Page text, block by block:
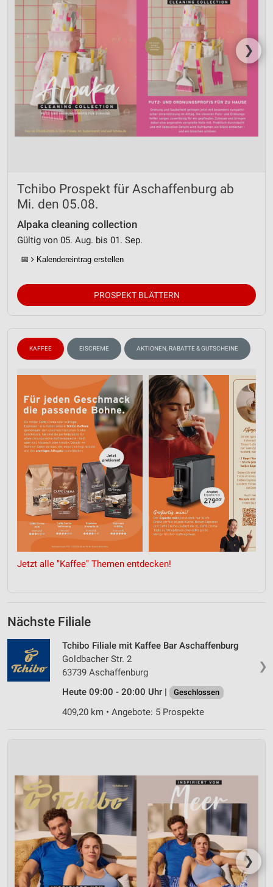
❯
Tchibo Prospekt für Aschaffenburg ab
Mi. den 05.08.
Alpaka cleaning collection
Gültig von 05. Aug. bis 01. Sep.
📅 Kalendereintrag erstellen
PROSPEKT BLÄTTERN
KAFFEE EISCREME AKTIONEN, RABATTE & GUTSCHEINE
Jetzt alle "Kaffee" Themen entdecken!
Nächste Filiale
❯
Tchibo Filiale mit Kaffee Bar Aschaffenburg
Goldbacher Str. 2
63739 Aschaffenburg
Heute 09:00 - 20:00 Uhr |
Geschlossen
409,20 km • Angebote: 5 Prospekte
❯